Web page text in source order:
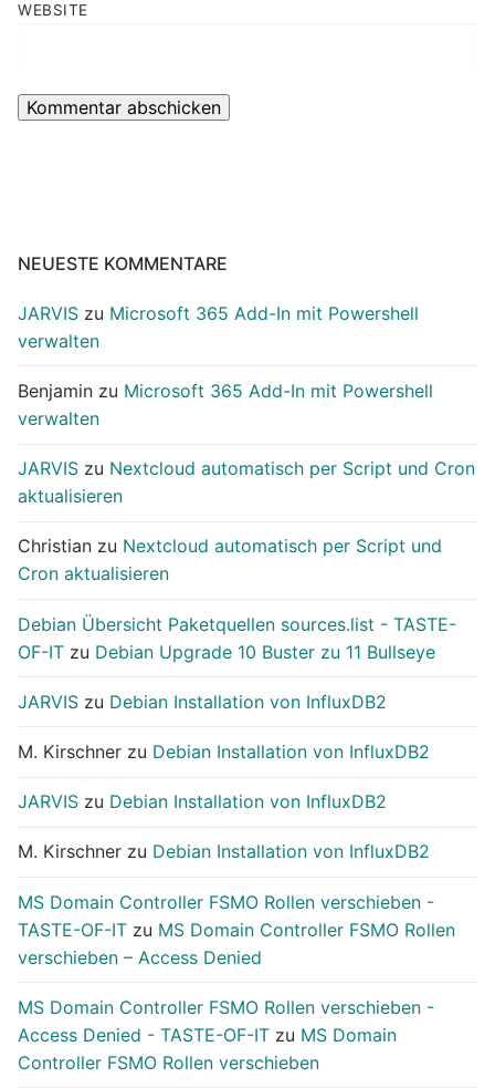
WEBSITE
NEUESTE KOMMENTARE
JARVIS zu Microsoft 365 Add-In mit Powershell
verwalten
Benjamin zu Microsoft 365 Add-In mit Powershell
verwalten
JARVIS zu Nextcloud automatisch per Script und Cron
aktualisieren
Christian zu Nextcloud automatisch per Script und
Cron aktualisieren
Debian Übersicht Paketquellen sources.list - TASTE-
OF-IT zu Debian Upgrade 10 Buster zu 11 Bullseye
JARVIS zu Debian Installation von InfluxDB2
M. Kirschner zu Debian Installation von InfluxDB2
JARVIS zu Debian Installation von InfluxDB2
M. Kirschner zu Debian Installation von InfluxDB2
MS Domain Controller FSMO Rollen verschieben -
TASTE-OF-IT zu MS Domain Controller FSMO Rollen
verschieben – Access Denied
MS Domain Controller FSMO Rollen verschieben -
Access Denied - TASTE-OF-IT zu MS Domain
Controller FSMO Rollen verschieben